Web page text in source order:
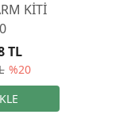
KİTİ
%20
TL